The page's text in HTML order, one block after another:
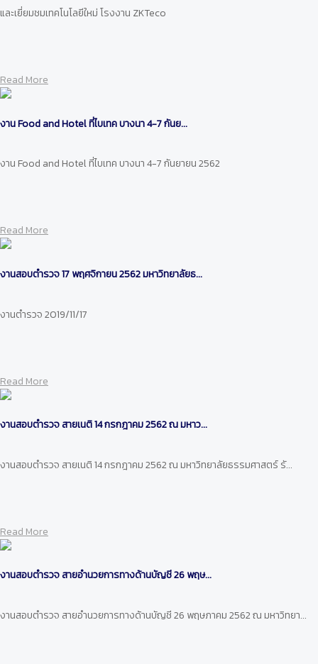
และเยี่ยมชมเทคโนโลยีใหม่ โรงงาน ZKTeco
Read More
งาน Food and Hotel ที่ไบเทค บางนา 4-7 กันย...
งาน Food and Hotel ที่ไบเทค บางนา 4-7 กันยายน 2562
Read More
งานสอบตำรวจ 17 พฤศจิกายน 2562 มหาวิทยาลัยธ...
งานตำรวจ 2019/11/17
Read More
งานสอบตำรวจ สายเนติ 14 กรกฎาคม 2562 ณ มหาว...
งานสอบตำรวจ สายเนติ 14 กรกฎาคม 2562 ณ มหาวิทยาลัยธรรมศาสตร์ รั...
Read More
งานสอบตำรวจ สายอำนวยการทางด้านบัญชี 26 พฤษ...
งานสอบตำรวจ สายอำนวยการทางด้านบัญชี 26 พฤษภาคม 2562 ณ มหาวิทยา...